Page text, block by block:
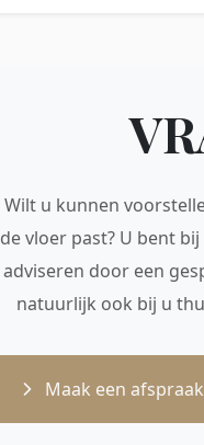
Wilt u kunnen
de vloer past? U bent
adviseren door een
natuurlijk ook bij u
Maak een afspraak